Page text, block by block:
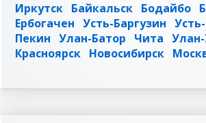
Иркутск Байкальск Бодайбо
Ербогачен Усть-Баргузин
Пекин Улан-Батор Чита
Красноярск Новосибирск